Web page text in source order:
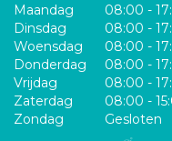
Maandag
08:00 -
Dinsdag
08:00 -
Woensdag
08:00 -
Donderdag
08:00 -
Vrijdag
08:00 -
Zaterdag
08:00 -
Zondag
Gesloten